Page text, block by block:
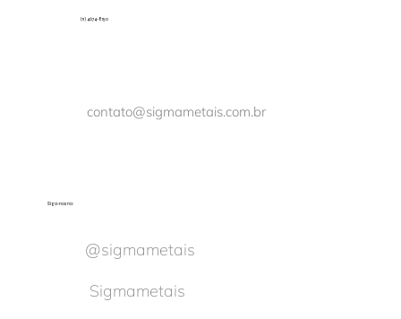
(11) 4674-8150
contato@sigmametais.com.br
Siga-nos no:
@sigmametais
Sigmametais